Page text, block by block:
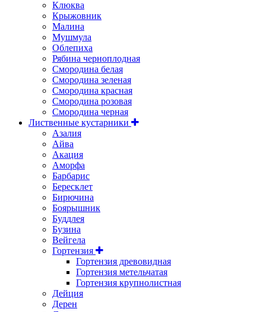
Клюква
Крыжовник
Малина
Мушмула
Облепиха
Рябина черноплодная
Смородина белая
Смородина зеленая
Смородина красная
Смородина розовая
Смородина черная
Лиственные кустарники
Азалия
Айва
Акация
Аморфа
Барбарис
Бересклет
Бирючина
Боярышник
Буддлея
Бузина
Вейгела
Гортензия
Гортензия древовидная
Гортензия метельчатая
Гортензия крупнолистная
Дейция
Дерен